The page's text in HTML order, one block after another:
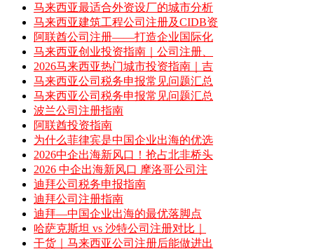
马来西亚最适合外资设厂的城市分析
马来西亚建筑工程公司注册及CIDB资
阿联酋公司注册——打造企业国际化
马来西亚创业投资指南｜公司注册、
2026马来西亚热门城市投资指南｜吉
马来西亚公司税务申报常见问题汇总
马来西亚公司税务申报常见问题汇总
波兰公司注册指南
阿联酋投资指南
为什么菲律宾是中国企业出海的优选
2026中企出海新风口！抢占北非桥头
2026 中企出海新风口 摩洛哥公司注
迪拜公司税务申报指南
迪拜公司注册指南
迪拜—中国企业出海的最优落脚点
哈萨克斯坦 vs 沙特公司注册对比｜
干货｜马来西亚公司注册后能做进出